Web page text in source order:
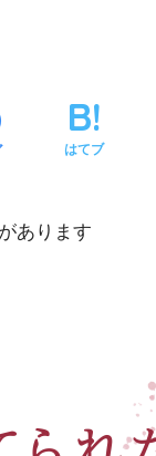
はてブ
あります